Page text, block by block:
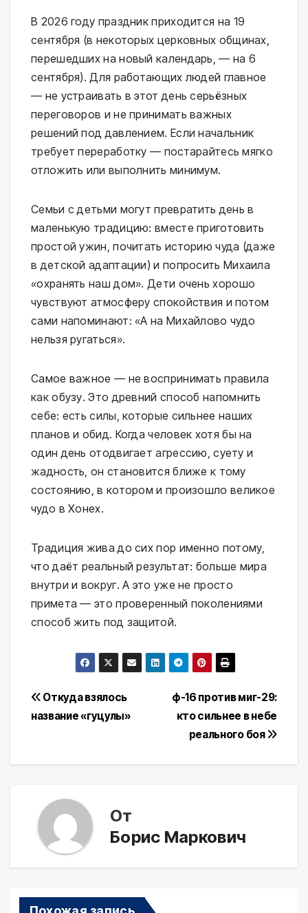
В 2026 году праздник приходится на 19
сентября (в некоторых церковных общинах,
перешедших на новый календарь, — на 6
сентября). Для работающих людей главное
— не устраивать в этот день серьёзных
переговоров и не принимать важных
решений под давлением. Если начальник
требует переработку — постарайтесь мягко
отложить или выполнить минимум.
Семьи с детьми могут превратить день в
маленькую традицию: вместе приготовить
простой ужин, почитать историю чуда (даже
в детской адаптации) и попросить Михаила
«охранять наш дом». Дети очень хорошо
чувствуют атмосферу спокойствия и потом
сами напоминают: «А на Михайлово чудо
нельзя ругаться».
Самое важное — не воспринимать правила
как обузу. Это древний способ напомнить
себе: есть силы, которые сильнее наших
планов и обид. Когда человек хотя бы на
один день отодвигает агрессию, суету и
жадность, он становится ближе к тому
состоянию, в котором и произошло великое
чудо в Хонех.
Традиция жива до сих пор именно потому,
что даёт реальный результат: больше мира
внутри и вокруг. А это уже не просто
примета — это проверенный поколениями
способ жить под защитой.
Навигация
записям
ф-16 против миг-29:
кто сильнее в небе
реального боя
Откуда взялось
название «гуцулы»
От
Борис Маркович